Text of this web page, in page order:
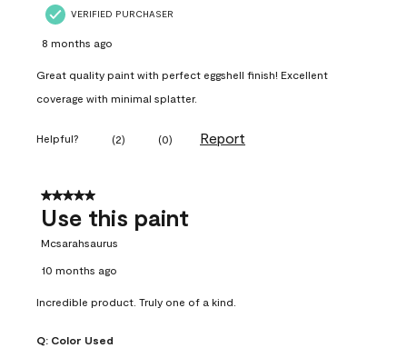
VERIFIED PURCHASER
8 months ago
Great quality paint with perfect eggshell finish! Excellent
coverage with minimal splatter.
Helpful? (2) (0) Report
5 out of 5 stars.
Use this paint
Mcsarahsaurus
10 months ago
Incredible product. Truly one of a kind.
Q: Color Used